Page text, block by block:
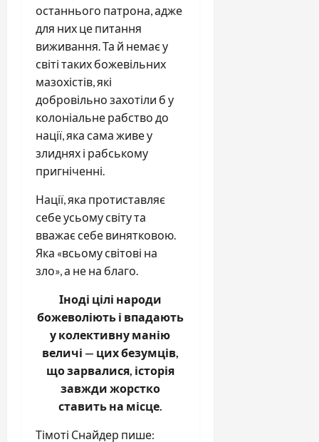
останнього патрона, адже
для них це питання
виживання. Та й немає у
світі таких божевільних
мазохістів, які
добровільно захотіли б у
колоніальне рабство до
нації, яка сама живе у
злиднях і рабському
пригніченні.
Нації, яка протиставляє
себе усьому світу та
вважає себе винятковою.
Яка «всьому світові на
зло», а не на благо.
Іноді цілі народи
божеволіють і впадають
у колективну манію
величі — цих безумців,
що зарвалися, історія
завжди жорстко
ставить на місце.
Тімоті Снайдер пише: